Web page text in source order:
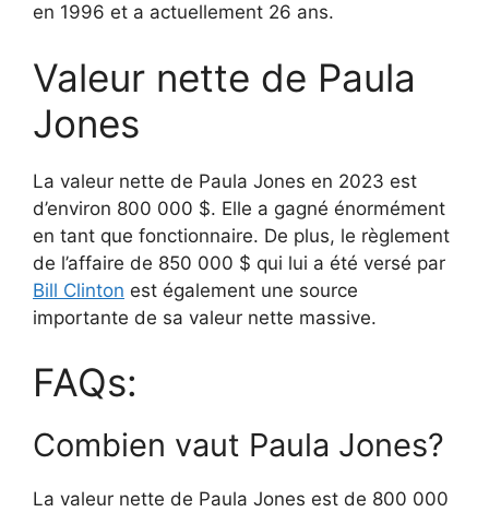
en 1996 et a actuellement 26 ans.
Valeur nette de Paula
Jones
La valeur nette de Paula Jones en 2023 est
d’environ 800 000 $. Elle a gagné énormément
en tant que fonctionnaire. De plus, le règlement
de l’affaire de 850 000 $ qui lui a été versé par
Bill Clinton est également une source
importante de sa valeur nette massive.
FAQs:
Combien vaut Paula Jones?
La valeur nette de Paula Jones est de 800 000